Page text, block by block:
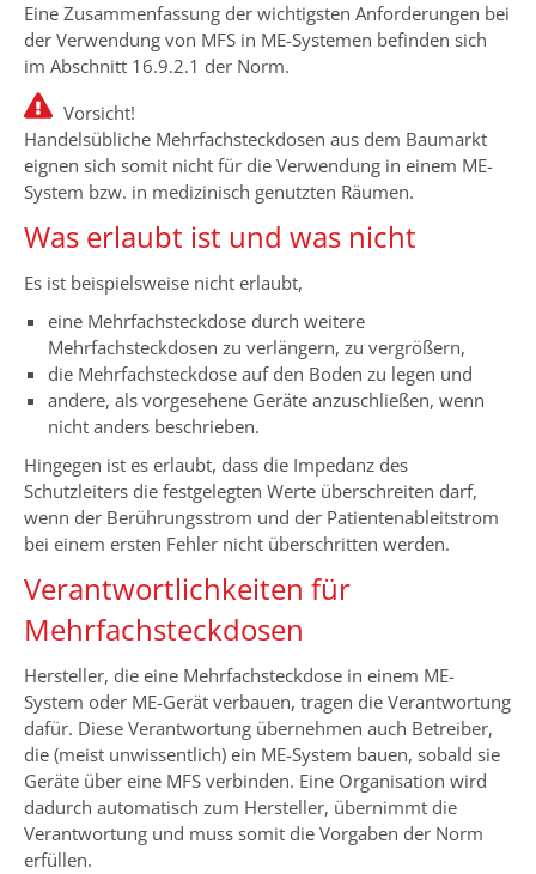
Eine Zusammenfassung der wichtigsten Anforderungen bei
der Verwendung von MFS in ME-Systemen befinden sich
im Abschnitt 16.9.2.1 der Norm.
Vorsicht!
Handelsübliche Mehrfachsteckdosen aus dem Baumarkt
eignen sich somit nicht für die Verwendung in einem ME-
System bzw. in medizinisch genutzten Räumen.
Was erlaubt ist und was nicht
Es ist beispielsweise nicht erlaubt,
eine Mehrfachsteckdose durch weitere
Mehrfachsteckdosen zu verlängern, zu vergrößern,
die Mehrfachsteckdose auf den Boden zu legen und
andere, als vorgesehene Geräte anzuschließen, wenn
nicht anders beschrieben.
Hingegen ist es erlaubt, dass die Impedanz des
Schutzleiters die festgelegten Werte überschreiten darf,
wenn der Berührungsstrom und der Patientenableitstrom
bei einem ersten Fehler nicht überschritten werden.
Verantwortlichkeiten für
Mehrfachsteckdosen
Hersteller, die eine Mehrfachsteckdose in einem ME-
System oder ME-Gerät verbauen, tragen die Verantwortung
dafür. Diese Verantwortung übernehmen auch Betreiber,
die (meist unwissentlich) ein ME-System bauen, sobald sie
Geräte über eine MFS verbinden. Eine Organisation wird
dadurch automatisch zum Hersteller, übernimmt die
Verantwortung und muss somit die Vorgaben der Norm
erfüllen.